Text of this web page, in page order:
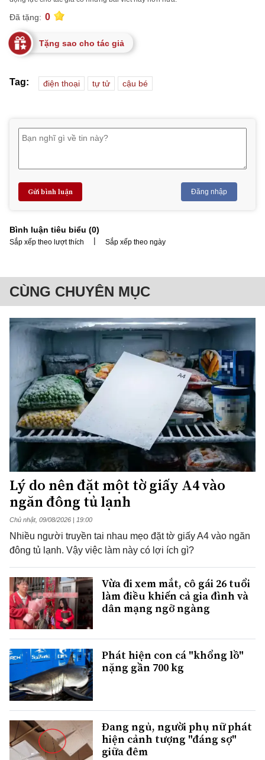
Đã tặng: 0
Tặng sao cho tác giả
Tag: điện thoại tự tử cậu bé
Gửi bình luận Đăng nhập
Bình luận tiêu biểu (0)
Sắp xếp theo lượt thích | Sắp xếp theo ngày
CÙNG CHUYÊN MỤC
Lý do nên đặt một tờ giấy A4 vào
ngăn đông tủ lạnh
Chủ nhật, 09/08/2026 | 19:00
Nhiều người truyền tai nhau mẹo đặt tờ giấy A4 vào ngăn
đông tủ lạnh. Vậy việc làm này có lợi ích gì?
Vừa đi xem mắt, cô gái 26 tuổi
làm điều khiến cả gia đình và
dân mạng ngỡ ngàng
Phát hiện con cá "khổng lồ"
nặng gần 700 kg
Đang ngủ, người phụ nữ phát
hiện cảnh tượng "đáng sợ"
giữa đêm